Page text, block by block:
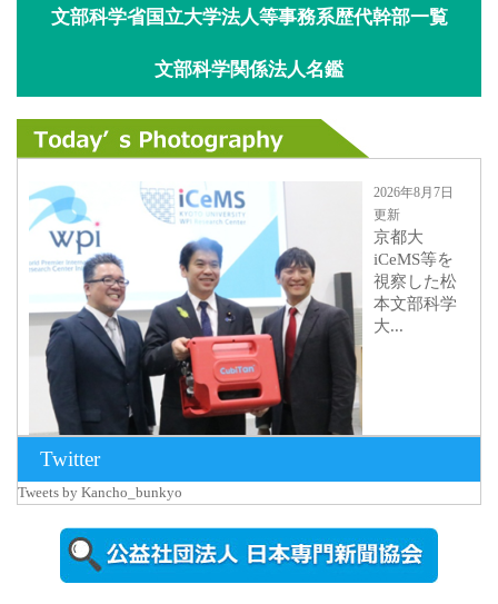
文部科学省国立大学法人等事務系歴代幹部一覧
文部科学関係法人名鑑
2026年8月7日
更新
京都大
iCeMS等を
視察した松
本文部科学
大...
2026年8月5日
更新
農工大で大
Twitter
Tweets by Kancho_bunkyo